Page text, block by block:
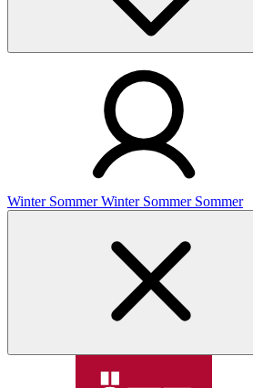
Winter Sommer Winter Sommer Sommer